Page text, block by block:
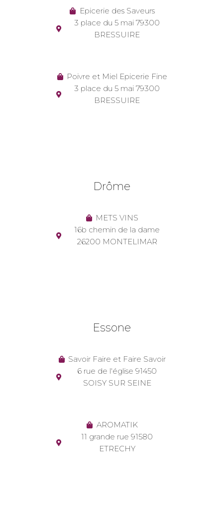
Epicerie des Saveurs
3 place du 5 mai 79300
BRESSUIRE
Poivre et Miel Epicerie Fine
3 place du 5 mai 79300
BRESSUIRE
Drôme
METS VINS
16b chemin de la dame
26200 MONTELIMAR
Essone
Savoir Faire et Faire Savoir
6 rue de l'église 91450
SOISY SUR SEINE
AROMATIK
11 grande rue 91580
ETRECHY